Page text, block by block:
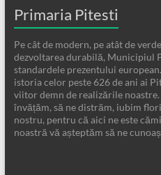
Primaria Pitesti
Pe cât de modern, pe atât de
dezvoltarea durabilă, Municipiul
standardele prezentului
istoria celor peste 626 de ani ai
viitor demn de realizările noastre.
învățăm, să ne distrăm, iubim
nostru, pentru că aici ne este
noastră vă așteptăm să ne